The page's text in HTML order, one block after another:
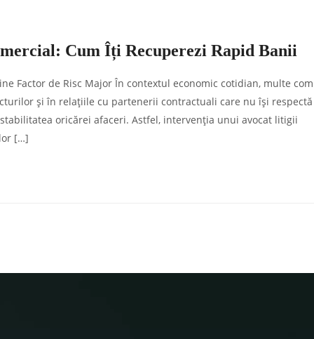
Cum Îți Recuperezi Rapid Banii
Factor de Risc Major În contextul economic cotidian, multe
și în relațiile cu partenerii contractuali care nu își respectă
oricărei afaceri. Astfel, intervenția unui avocat litigii
[…]